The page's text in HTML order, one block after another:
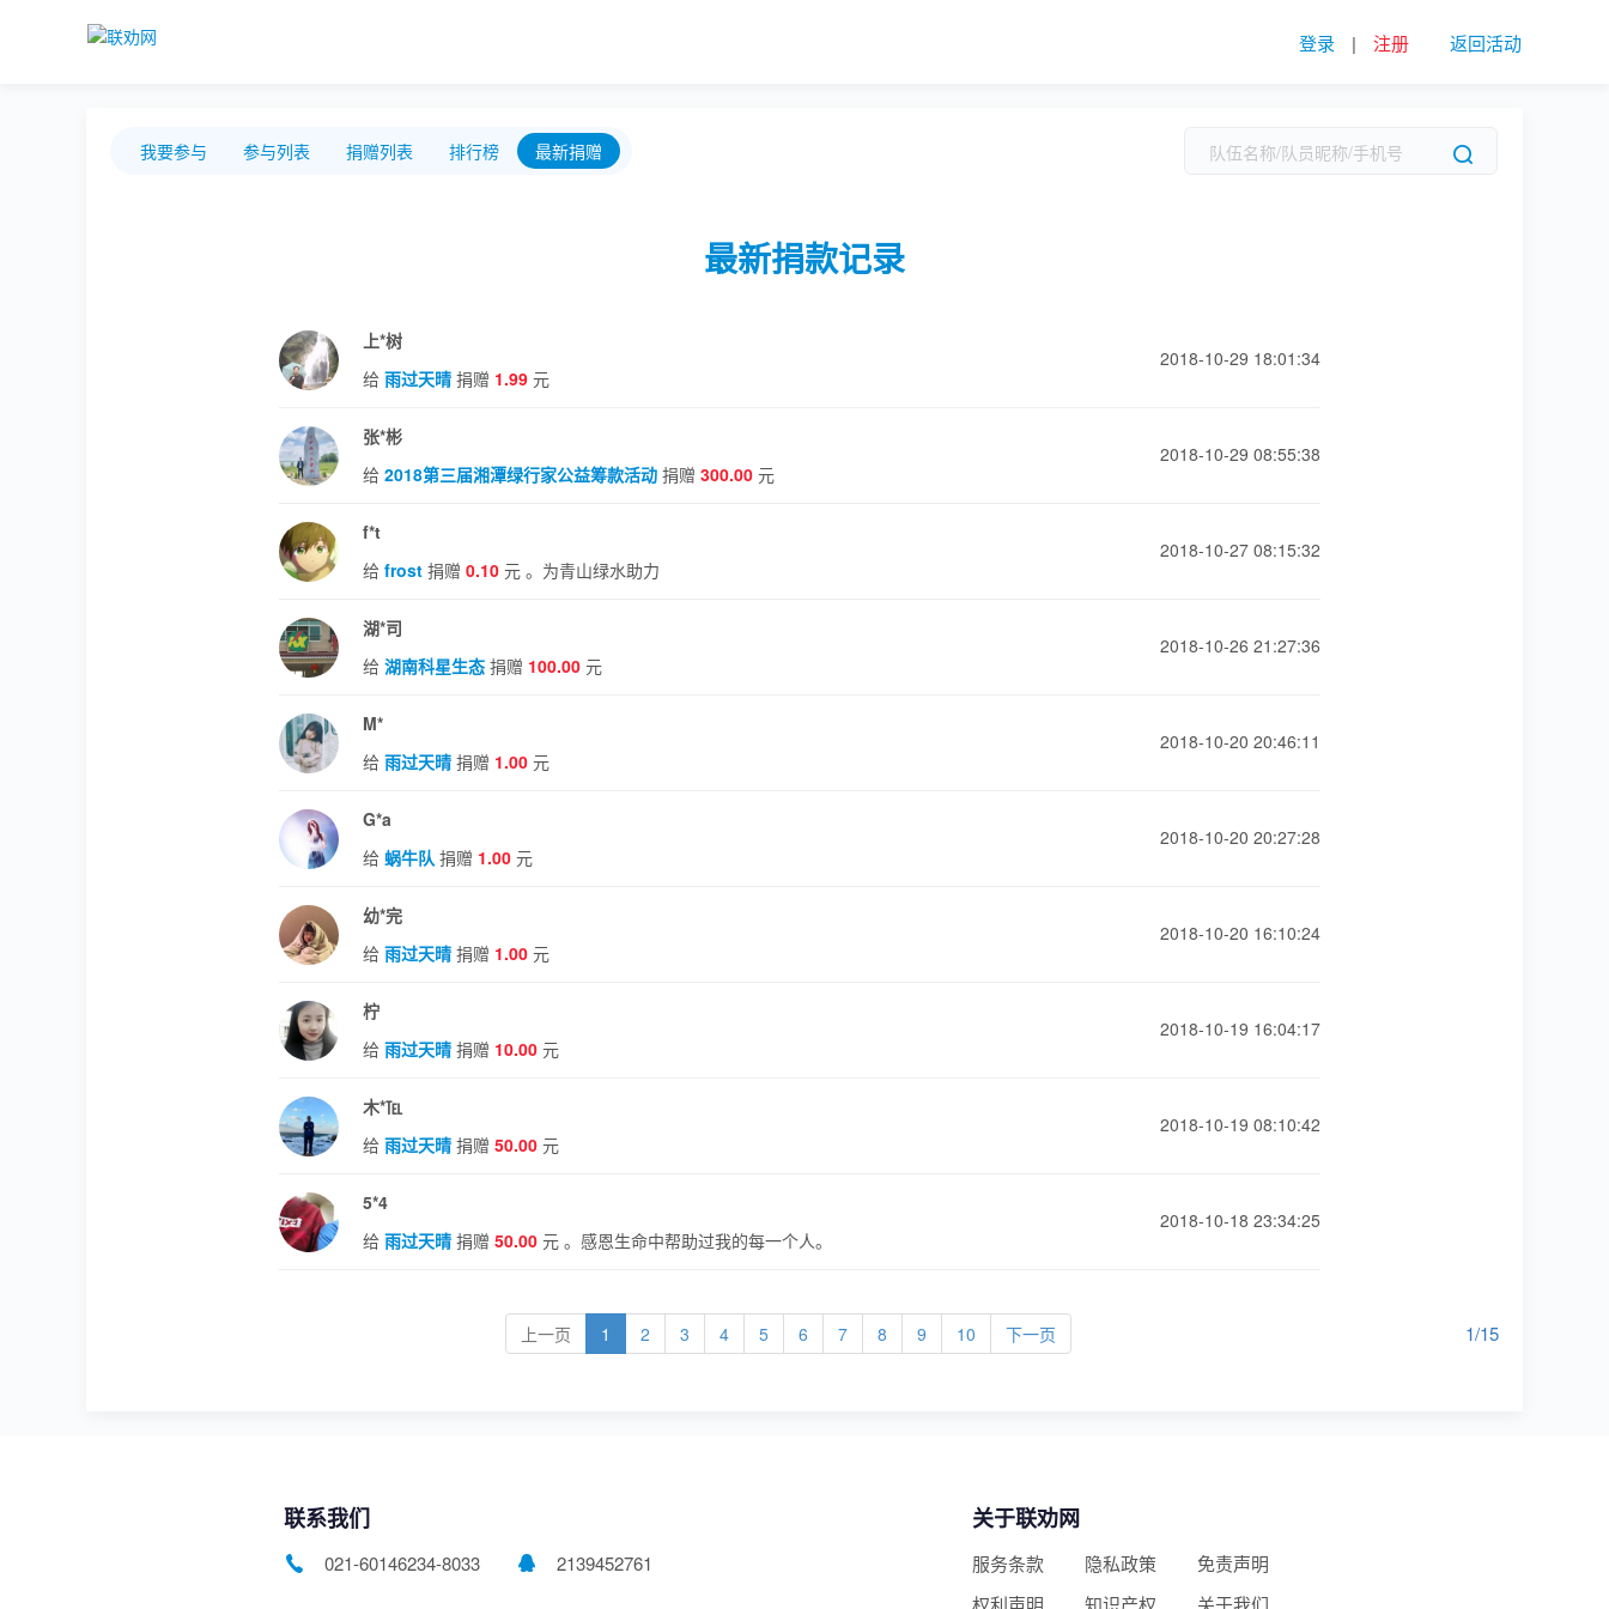
登录 | 注册 返回活动
我要参与 参与列表 捐赠列表 排行榜 最新捐赠
最新捐款记录
上*树
2018-10-29 18:01:34
给 雨过天晴 捐赠 1.99 元
张*彬
2018-10-29 08:55:38
给 2018第三届湘潭绿行家公益筹款活动 捐赠 300.00 元
f*t
2018-10-27 08:15:32
给 frost 捐赠 0.10 元 。 为青山绿水助力
湖*司
2018-10-26 21:27:36
给 湖南科星生态 捐赠 100.00 元
M*
2018-10-20 20:46:11
给 雨过天晴 捐赠 1.00 元
G*a
2018-10-20 20:27:28
给 蜗牛队 捐赠 1.00 元
幼*完
2018-10-20 16:10:24
给 雨过天晴 捐赠 1.00 元
柠
2018-10-19 16:04:17
给 雨过天晴 捐赠 10.00 元
木*℡
2018-10-19 08:10:42
给 雨过天晴 捐赠 50.00 元
5*4
2018-10-18 23:34:25
给 雨过天晴 捐赠 50.00 元 。 感恩生命中帮助过我的每一个人。
上一页 1 2 3 4 5 6 7 8 9 10 下一页 1/15
联系我们
021-60146234-8033 2139452761
关于联劝网
服务条款 隐私政策
免责声明
权利声明
知识产权 关于我们